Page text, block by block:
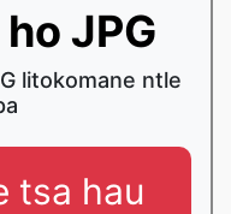
JPG
litokomane ntle
tsa hau